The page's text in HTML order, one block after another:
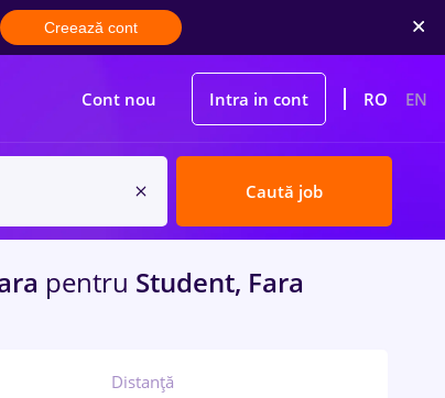
Creează cont
Cont nou Intra in cont RO EN
Caută job
pentru Student, Fara
Distanță